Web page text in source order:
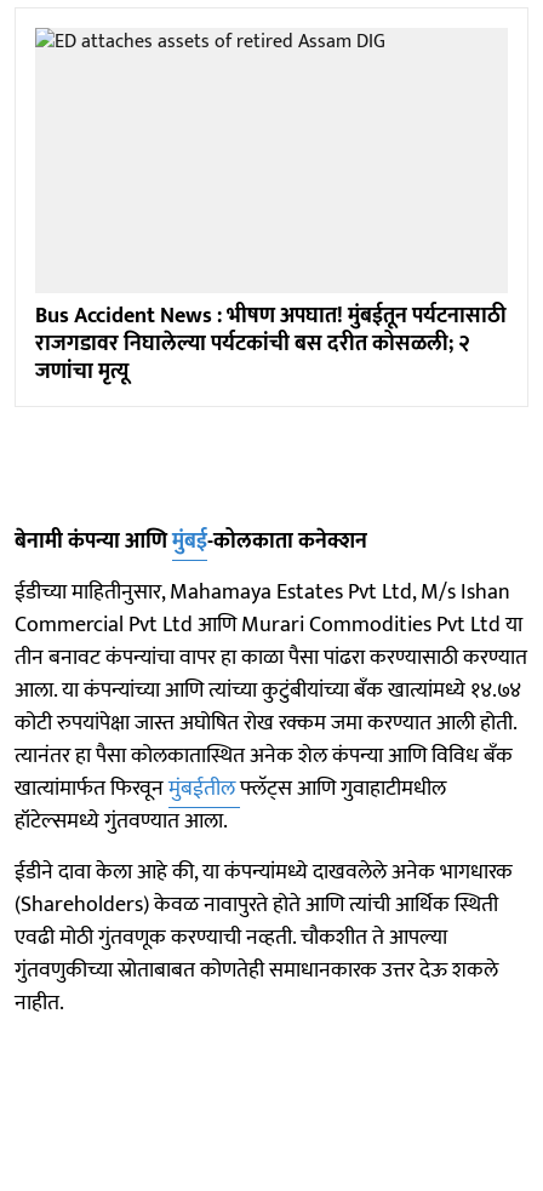
Bus Accident News : भीषण अपघात! मुंबईतून पर्यटनासाठी
राजगडावर निघालेल्या पर्यटकांची बस दरीत कोसळली; २
जणांचा मृत्यू
बेनामी कंपन्या आणिमुंबई-कोलकाता कनेक्शन
ईडीच्या माहितीनुसार, Mahamaya Estates Pvt Ltd, M/s Ishan
Commercial Pvt Ltd आणि Murari Commodities Pvt Ltd या
तीन बनावट कंपन्यांचा वापर हा काळा पैसा पांढरा करण्यासाठी करण्यात
आला. या कंपन्यांच्या आणि त्यांच्या कुटुंबीयांच्या बँक खात्यांमध्ये १४.७४
कोटी रुपयांपेक्षा जास्त अघोषित रोख रक्कम जमा करण्यात आली होती.
त्यानंतर हा पैसा कोलकातास्थित अनेक शेल कंपन्या आणि विविध बँक
खात्यांमार्फत फिरवूनमुंबईतीलफ्लॅट्स आणि गुवाहाटीमधील
हॉटेल्समध्ये गुंतवण्यात आला.
ईडीने दावा केला आहे की, या कंपन्यांमध्ये दाखवलेले अनेक भागधारक
(Shareholders) केवळ नावापुरते होते आणि त्यांची आर्थिक स्थिती
एवढी मोठी गुंतवणूक करण्याची नव्हती. चौकशीत ते आपल्या
गुंतवणुकीच्या स्रोताबाबत कोणतेही समाधानकारक उत्तर देऊ शकले
नाहीत.